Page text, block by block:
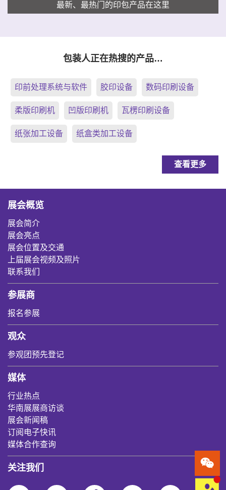
最新、最热门的印包产品在这里
包装人正在热搜的产品…
印前处理系统与软件 胶印设备 数码印刷设备
柔版印刷机 凹版印刷机 瓦楞印刷设备
纸张加工设备 纸盒类加工设备
查看更多
展会概览
展会简介
展会亮点
展会位置及交通
上届展会视频及照片
联系我们
参展商
报名参展
观众
参观团预先登记
媒体
行业热点
华南展展商访谈
展会新闻稿
订阅电子快讯
媒体合作查询
关注我们